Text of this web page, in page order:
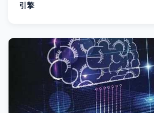
引擎